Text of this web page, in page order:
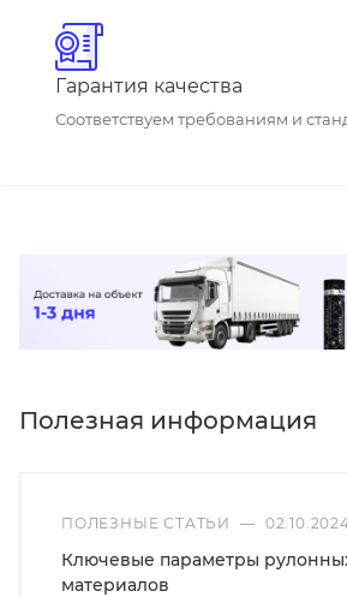
Гарантия качества
Соответствуем требованиям и
Полезная информация
ПОЛЕЗНЫЕ СТАТЬИ —
Ключевые параметры
материалов